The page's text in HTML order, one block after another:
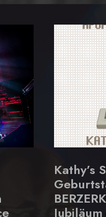
Kathy’s